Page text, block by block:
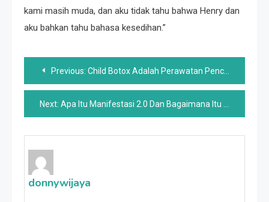
kami masih muda, dan aku tidak tahu bahwa Henry dan
aku bahkan tahu bahasa kesedihan.”
Post
navigation
Previous: Child Botox Adalah Perawatan Pencegahan Yang Mengambil Alih Web – Begini Cara Kerjanya
Next: Apa Itu Manifestasi 2.0 Dan Bagaimana Itu Dapat Membantu Anda Menjadi Diri Anda yang Paling Otentik?
donnywijaya